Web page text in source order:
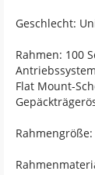
Geschlecht:
Rahmen: 100
Flat Mount-
Rahmengröße: